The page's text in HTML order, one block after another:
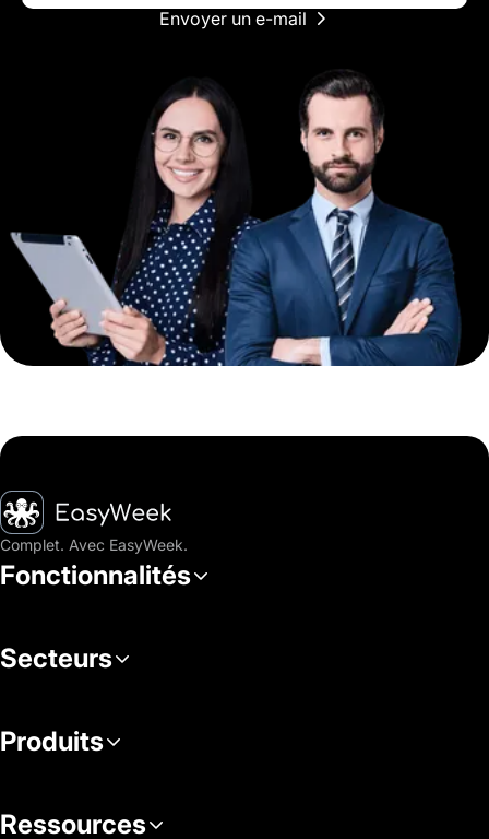
Envoyer un e-mail
Accueil
Complet. Avec EasyWeek.
Fonctionnalités
Secteurs
Produits
Ressources